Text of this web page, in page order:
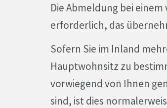
Die Abmeldung bei
erforderlich, das
Sofern Sie im Inland
Hauptwohnsitz zu
vorwiegend von Ihnen
sind, ist dies